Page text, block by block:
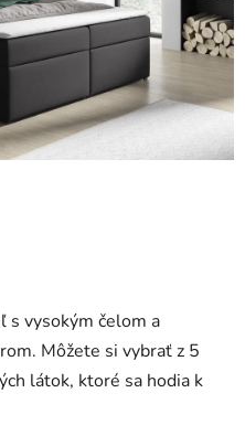
s vysokým čelom a
Môžete si vybrať z 5
látok, ktoré sa hodia k